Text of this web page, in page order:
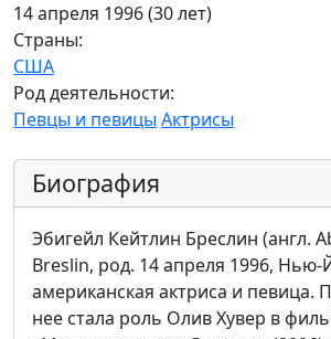
14 апреля 1996 (30 лет)
Страны:
США
Род деятельности:
Певцы и певицы Актрисы
Биография
Эбигейл Кейтлин Бреслин (англ.
Breslin, род. 14 апреля 1996,
американская актриса и певица.
нее стала роль Олив Хувер в